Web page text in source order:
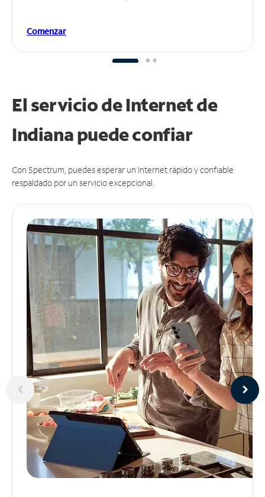
Comenzar
El servicio de Internet de
Indiana puedeconfiar
Con Spectrum, puedes esperar un Internet rápido y confiable
respaldado por un servicio excepcional.